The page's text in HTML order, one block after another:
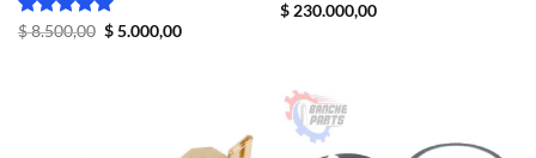
Valorado
$8.500,00 El
$5.000,00El
$230.000,00